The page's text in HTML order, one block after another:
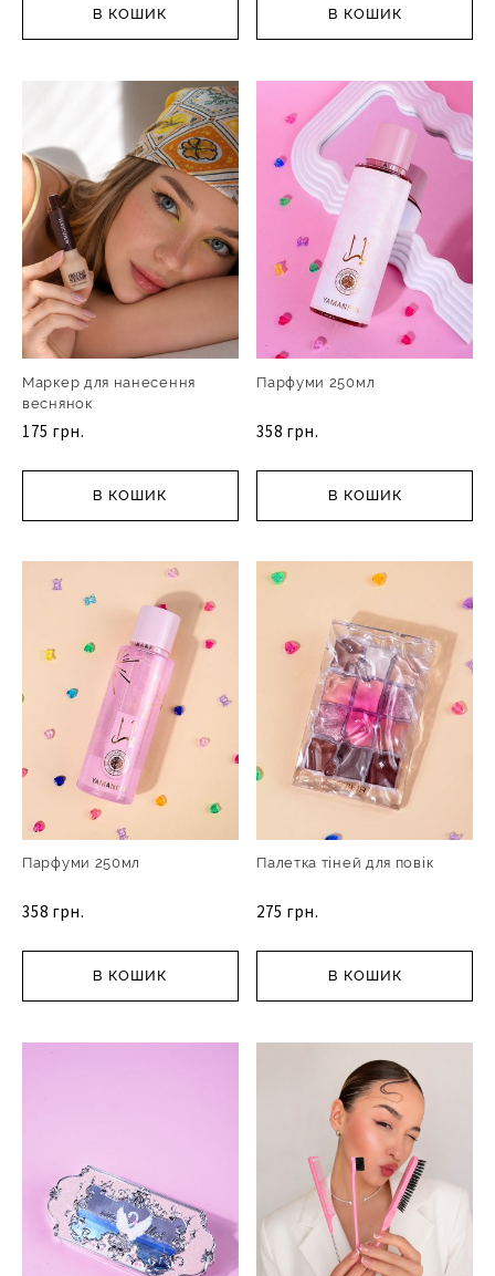
В КОШИК В КОШИК
Маркер для нанесення
веснянок
175 грн.
В КОШИК
Парфуми 250мл
358 грн.
В КОШИК
Парфуми 250мл
358 грн.
В КОШИК
Палетка тіней для повік
275 грн.
В КОШИК